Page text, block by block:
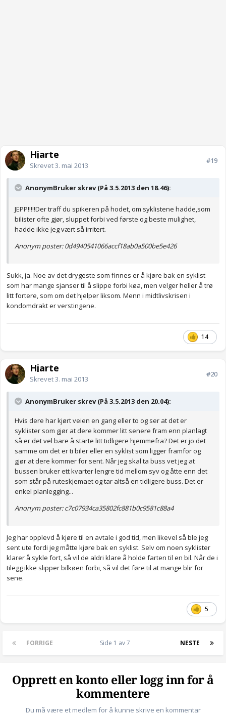
Hjarte
Skrevet3. mai 2013
#19
AnonymBruker skrev (På 3.5.2013 den 18.46):
JEPP!!!!!Der traff du spikeren på hodet, om syklistene hadde,som
bilister ofte gjør, sluppet forbi ved første og beste mulighet,
hadde ikke jeg vært så irritert.
Anonym poster: 0d4940541066accf18ab0a500be5e426
Sukk, ja. Noe av det drygeste som finnes er å kjøre bak en syklist
som har mange sjanser til å slippe forbi køa, men velger heller å trø
litt fortere, som om det hjelper liksom. Menn i midtlivskrisen i
kondomdrakt er verstingene.
14
Hjarte
Skrevet3. mai 2013
#20
AnonymBruker skrev (På 3.5.2013 den 20.04):
Hvis dere har kjørt veien en gang eller to og ser at det er
syklister som gjør at dere kommer litt senere fram enn planlagt
så er det vel bare å starte litt tidligere hjemmefra? Det er jo det
samme om det er ti biler eller en syklist som ligger framfor og
gjør at dere kommer for sent. Når jeg skal ta buss vet jeg at
bussen bruker ett kvarter lengre tid mellom syv og åtte enn det
som står på ruteskjemaet og tar altså en tidligere buss. Det er
enkel planlegging...
Anonym poster: c7c07934ca35802fc881b0c9581c88a4
Jeg har opplevd å kjøre til en avtale i god tid, men likevel så ble jeg
sent ute fordi jeg måtte kjøre bak en syklist. Selv om noen syklister
klarer å sykle fort, så vil de aldri klare å holde farten til en bil. Når de i
tilegg ikke slipper bilkøen forbi, så vil det føre til at mange blir for
sene.
5
FORRIGE NESTE
Side 1 av 7
Opprett en konto eller logg inn for å
kommentere
Du må være et medlem for å kunne skrive en kommentar